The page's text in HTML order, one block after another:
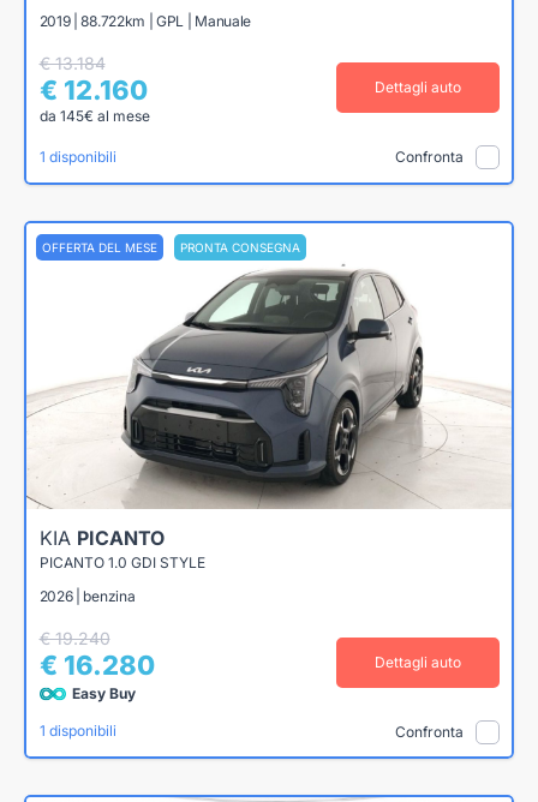
2019 | 88.722km | GPL | Manuale
€ 13.184
€ 12.160
da 145€ al mese
Dettagli auto
1 disponibili Confronta
OFFERTA DEL MESE PRONTA CONSEGNA
KIA PICANTO
PICANTO 1.0 GDI STYLE
2026 | benzina
€ 19.240
€ 16.280
Easy Buy
Dettagli auto
1 disponibili Confronta